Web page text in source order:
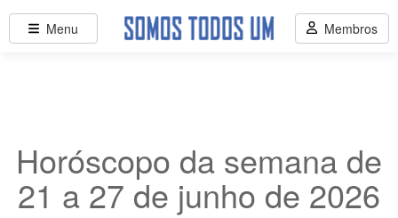
Horóscopo da semana de
21 a 27 de junho de 2026
Menu Membros